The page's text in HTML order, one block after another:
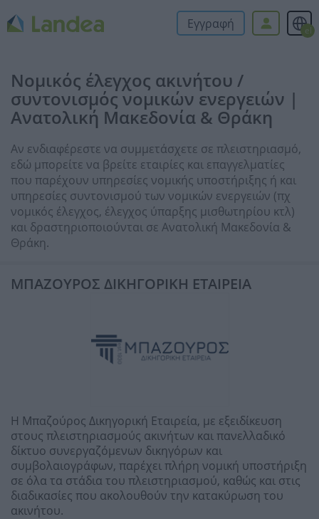
Εγγραφή el
Νομικός έλεγχος ακινήτου /
συντονισμός νομικών ενεργειών |
Ανατολική Μακεδονία & Θράκη
Αν ενδιαφέρεστε να συμμετάσχετε σε πλειστηριασμό,
εδώ μπορείτε να βρείτε εταιρίες και επαγγελματίες
που παρέχουν υπηρεσίες νομικής υποστήριξης ή και
υπηρεσίες συντονισμού των νομικών ενεργειών (πχ
νομικός έλεγχος, έλεγχος ύπαρξης μισθωτηρίου κτλ)
και δραστηριοποιούνται σε Ανατολική Μακεδονία &
Θράκη.
ΜΠΑΖΟΥΡΟΣ ΔΙΚΗΓΟΡΙΚΗ ΕΤΑΙΡΕΙΑ
Η Μπαζούρος Δικηγορική Εταιρεία, με εξειδίκευση
στους πλειστηριασμούς ακινήτων και πανελλαδικό
δίκτυο συνεργαζόμενων δικηγόρων και
συμβολαιογράφων, παρέχει πλήρη νομική υποστήριξη
σε όλα τα στάδια του πλειστηριασμού, καθώς και στις
διαδικασίες που ακολουθούν την κατακύρωση του
ακινήτου.